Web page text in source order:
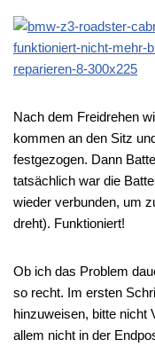
Nach dem Freidrehen
kommen an den Sitz
festgezogen. Dann
tatsächlich war die
wieder verbunden, um
dreht). Funktioniert!
Ob ich das Problem
so recht. Im ersten
hinzuweisen, bitte nicht
allem nicht in der